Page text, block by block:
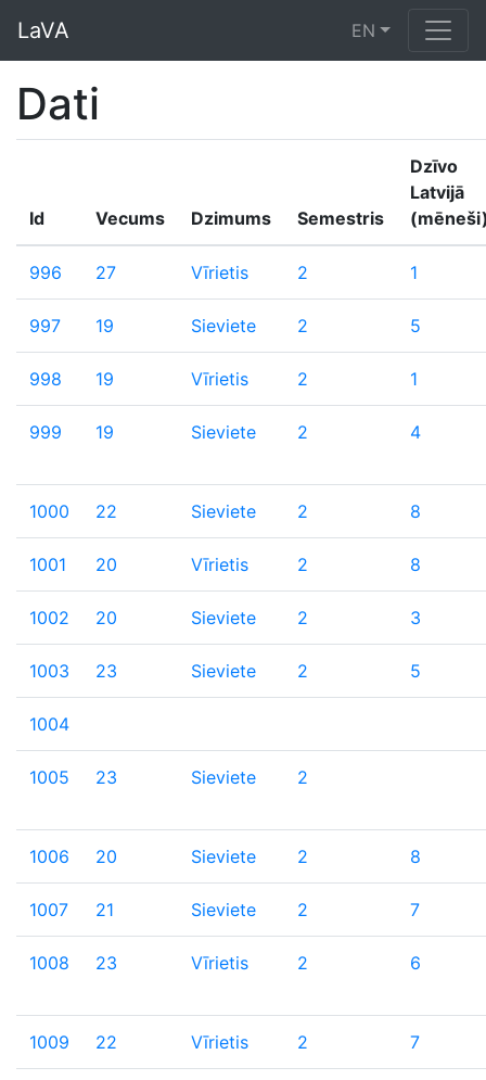
LaVA EN
Dati
Id Vecums Dzimums Semestris
Dzīvo
Latvijā
996 27 Vīrietis 2 1
997 19 Sieviete 2 5
998 19 Vīrietis 2 1
999 19 Sieviete 2 4
1000 22 Sieviete 2 8
1001 20 Vīrietis 2 8
1002 20 Sieviete 2 3
1003 23 Sieviete 2 5
1004
1005 23 Sieviete 2
1006 20 Sieviete 2 8
1007 21 Sieviete 2 7
1008 23 Vīrietis 2 6
1009 22 Vīrietis 2 7